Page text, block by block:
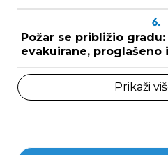
6.
Požar se približio
evakuirane, proglašeno
Prikaži